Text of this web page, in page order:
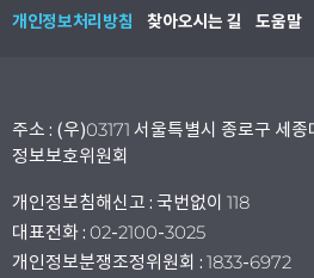
개인정보처리방침 찾아오시는 길 도움말
주소 : (우)03171 서울특별시 종로구 세
정보보호위원회
개인정보침해신고 : 국번없이 118
대표전화 : 02-2100-3025
개인정보분쟁조정위원회 : 1833-6972